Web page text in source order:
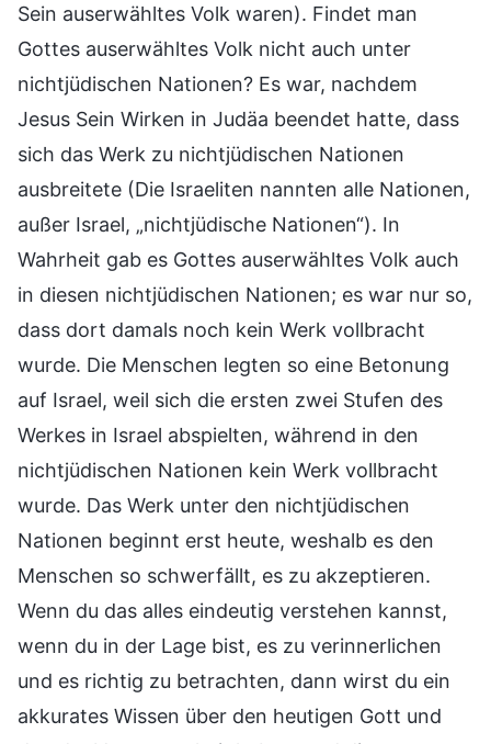
Sein auserwähltes Volk waren). Findet man
Gottes auserwähltes Volk nicht auch unter
nichtjüdischen Nationen? Es war, nachdem
Jesus Sein Wirken in Judäa beendet hatte, dass
sich das Werk zu nichtjüdischen Nationen
ausbreitete (Die Israeliten nannten alle Nationen,
außer Israel, „nichtjüdische Nationen“). In
Wahrheit gab es Gottes auserwähltes Volk auch
in diesen nichtjüdischen Nationen; es war nur so,
dass dort damals noch kein Werk vollbracht
wurde. Die Menschen legten so eine Betonung
auf Israel, weil sich die ersten zwei Stufen des
Werkes in Israel abspielten, während in den
nichtjüdischen Nationen kein Werk vollbracht
wurde. Das Werk unter den nichtjüdischen
Nationen beginnt erst heute, weshalb es den
Menschen so schwerfällt, es zu akzeptieren.
Wenn du das alles eindeutig verstehen kannst,
wenn du in der Lage bist, es zu verinnerlichen
und es richtig zu betrachten, dann wirst du ein
akkurates Wissen über den heutigen Gott und